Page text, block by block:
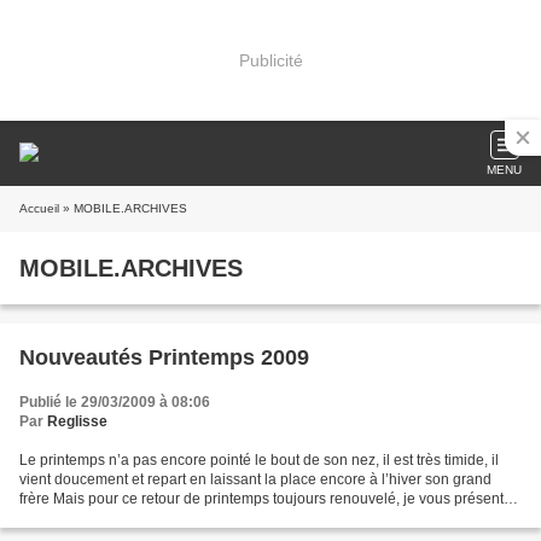
Publicité
MENU
Accueil » MOBILE.ARCHIVES
MOBILE.ARCHIVES
Nouveautés Printemps 2009
Publié le 29/03/2009 à 08:06
Par Reglisse
Le printemps n’a pas encore pointé le bout de son nez, il est très timide, il
vient doucement et repart en laissant la place encore à l’hiver son grand
frère Mais pour ce retour de printemps toujours renouvelé, je vous présente